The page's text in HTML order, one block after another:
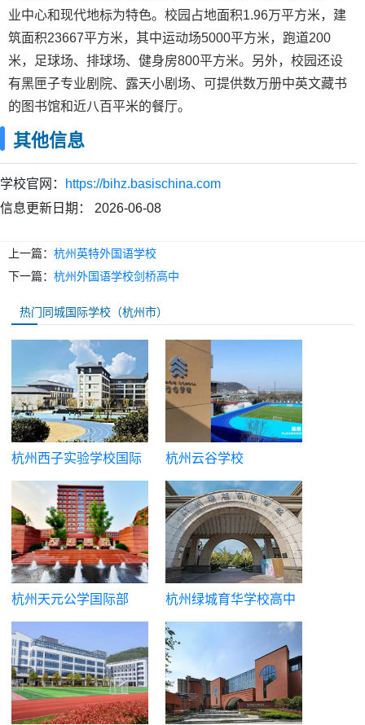
业中心和现代地标为特色。校园占地面积1.96万平方米，建
筑面积23667平方米，其中运动场5000平方米，跑道200
米，足球场、排球场、健身房800平方米。另外，校园还设
有黑匣子专业剧院、露天小剧场、可提供数万册中英文藏书
的图书馆和近八百平米的餐厅。
其他信息
学校官网：
https://bihz.basischina.com
信息更新日期：
2026-06-08
上一篇： 杭州英特外国语学校
下一篇： 杭州外国语学校剑桥高中
热门同城国际学校（杭州市）
杭州西子实验学校国际
部（维翰融合部西子校
区）
杭州云谷学校
杭州天元公学国际部
杭州绿城育华学校高中
部